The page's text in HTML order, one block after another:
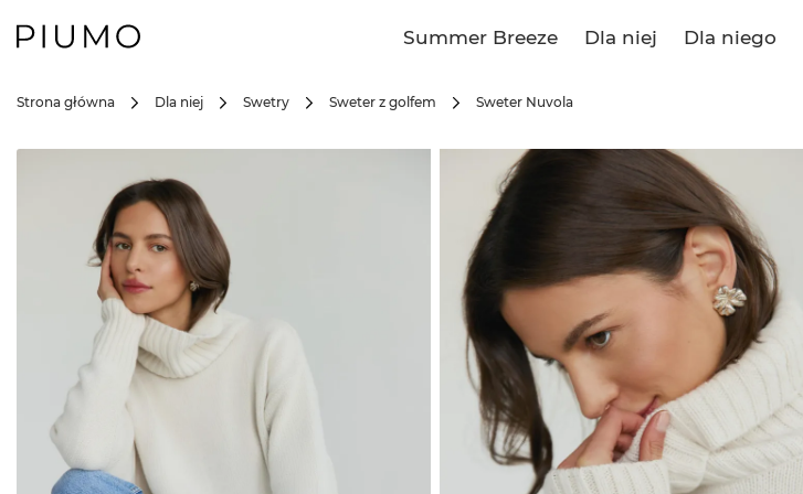
Summer Breeze Dla niej Dla niego
Strona główna Dla niej Swetry Sweter z golfem Sweter Nuvola